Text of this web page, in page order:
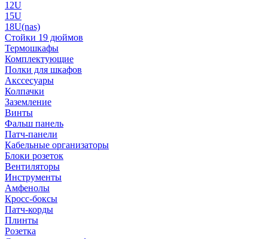
12U
15U
18U(nas)
Стойки 19 дюймов
Термошкафы
Комплектующие
Полки для шкафов
Акссесуары
Колпачки
Заземление
Винты
Фальш панель
Патч-панели
Кабельные организаторы
Блоки розеток
Вентиляторы
Инструменты
Амфенолы
Кросс-боксы
Патч-корды
Плинты
Розетка